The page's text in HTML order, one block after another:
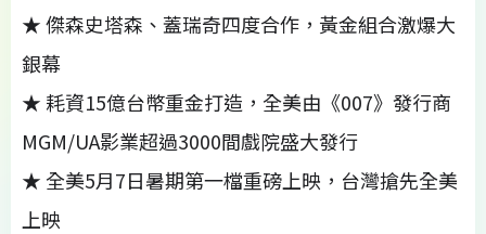
★ 傑森史塔森、蓋瑞奇四度合作，黃金組合激爆大
銀幕
★ 耗資15億台幣重金打造，全美由《007》發行商
MGM/UA影業超過3000間戲院盛大發行
★ 全美5月7日暑期第一檔重磅上映，台灣搶先全美
上映